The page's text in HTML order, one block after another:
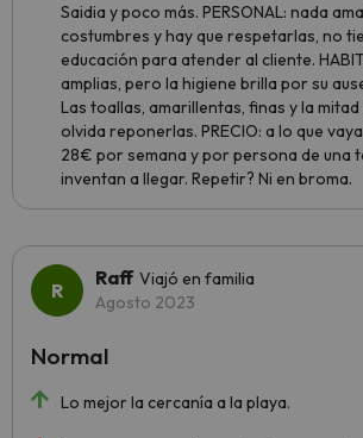
Saidia y poco más. PERSONAL: nada
costumbres y hay que respetarlas, no
educación para atender al cliente.
amplias, pero la higiene brilla por su
Las toallas, amarillentas, finas y la
olvida reponerlas. PRECIO: a lo que
28€ por semana y por persona de una
inventan a llegar. Repetir? Ni en broma.
Raff Viajó en familia
Agosto 2023
Lo mejor la cercanía a la playa.
Normal